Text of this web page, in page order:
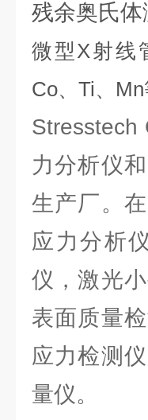
残余奥氏体
微型X射线
Co、Ti、
力分析仪
生产厂。
应力分析
仪，激光
表面质量
应力检测
量仪。